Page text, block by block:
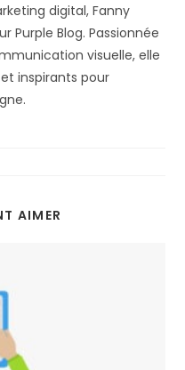
digital, Fanny
Purple Blog. Passionnée
visuelle, elle
inspirants pour
AIMER